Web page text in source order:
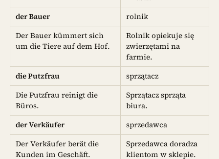
der Bauer
rolnik
Der Bauer kümmert sich
um die Tiere auf dem Hof.
Rolnik opiekuje się
zwierzętami na
farmie.
die Putzfrau
sprzątacz
Die Putzfrau reinigt die
Büros.
Sprzątacz sprząta
biura.
der Verkäufer
sprzedawca
Der Verkäufer berät die
Kunden im Geschäft.
Sprzedawca doradza
klientom w sklepie.